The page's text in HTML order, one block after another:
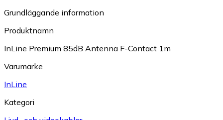
Grundläggande information
Produktnamn
InLine Premium 85dB Antenna F-Contact 1m
Varumärke
InLine
Kategori